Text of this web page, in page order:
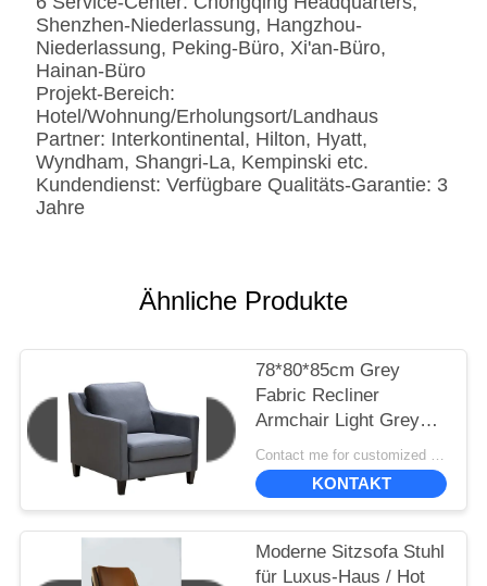
Shenzhen-Niederlassung, Hangzhou-
Niederlassung, Peking-Büro, Xi'an-Büro,
Hainan-Büro
Projekt-Bereich:
Hotel/Wohnung/Erholungsort/Landhaus
Partner: Interkontinental, Hilton, Hyatt,
Wyndham, Shangri-La, Kempinski etc.
Kundendienst: Verfügbare Qualitäts-Garantie: 3
Jahre
Ähnliche Produkte
78*80*85cm Grey
Fabric Recliner
Armchair Light Grey
Velvet Armchair
KONTAKT
Moderne Sitzsofa Stuhl
für Luxus-Haus / Hot